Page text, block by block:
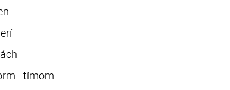
- tímom